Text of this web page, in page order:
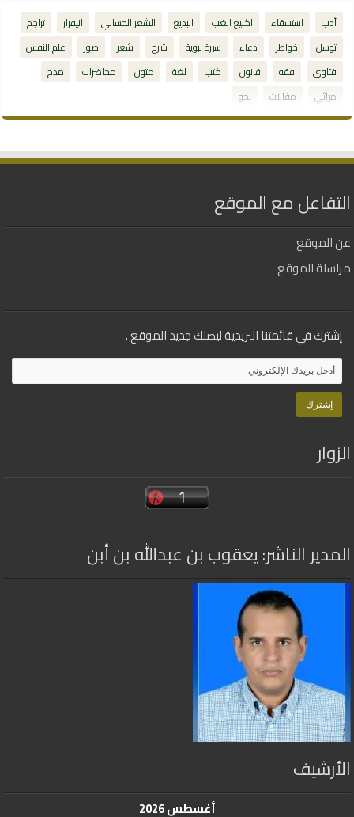
أدب استسقاء اكليع الغب البديع الشعر الحساني انيفرار
تراجم
توسل
خواطر دعاء سيرة نبوية شرح شعر صور
علم النفس
فتاوى
فقه قانون كتب لغة متون محاضرات
مدح
مراثي
مقالات نحو
التفاعل مع الموقع
عن الموقع
مراسلة الموقع
إشترك في قائمتنا البريدية ليصلك جديد الموقع .
الزوار
المدير الناشر: يعقوب بن عبدالله بن أبن
الأرشيف
أغسطس 2026